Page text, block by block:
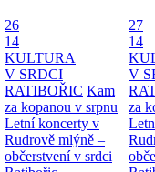
26
14
KULTURA
V SRDCI
RATIBOŘIC Kam
za kopanou v srpnu
Letní koncerty v
Rudrově mlýně –
občerstvení v srdci
27
14
V
za